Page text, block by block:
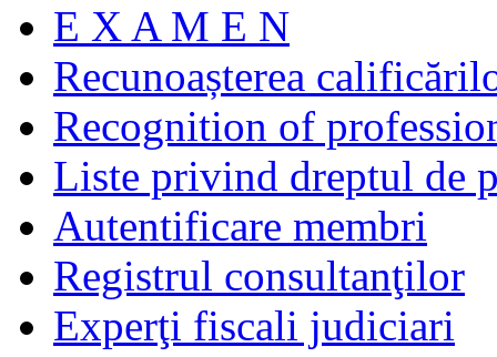
E X A M E N
Recunoașterea
Recognition of
Liste privind dreptul de
Autentificare membri
Registrul consultanţilor
Experţi fiscali judiciari